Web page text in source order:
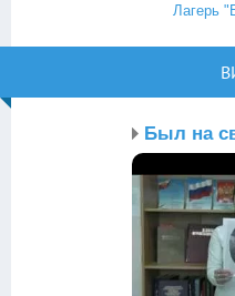
Лагерь